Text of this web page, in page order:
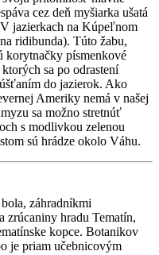
cez deň myšiarka ušatá
jazierkach na Kúpeľnom
ridibunda). Túto žabu,
korytnačky písmenkové
sa po odrastení
do jazierok. Ako
Ameriky nemá v našej
sa možno stretnúť
s modlivkou zelenou
sú hrádze okolo Váhu.
záhradníkmi
zrúcaniny hradu Tematín,
kopce. Botanikov
je priam učebnicovým